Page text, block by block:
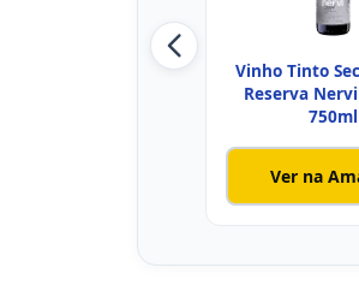
Vinho Tinto
Reserva
750ml
Ver na